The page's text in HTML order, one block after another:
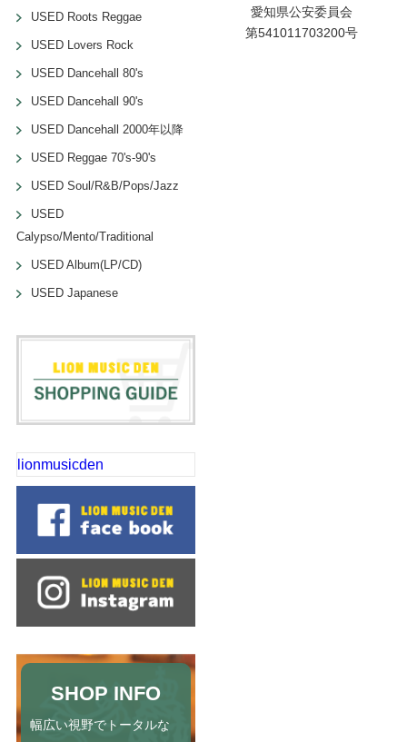
USED Roots Reggae
USED Lovers Rock
USED Dancehall 80's
USED Dancehall 90's
USED Dancehall 2000年以降
USED Reggae 70's-90's
USED Soul/R&B/Pops/Jazz
USED
Calypso/Mento/Traditional
USED Album(LP/CD)
USED Japanese
lionmusicden
SHOP INFO
幅広い視野でトータルな
愛知県公安委員会
第541011703200号